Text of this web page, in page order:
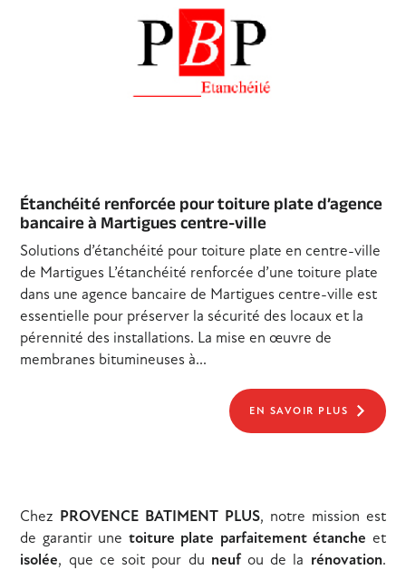
Étanchéité renforcée pour toiture plate d’agence
bancaire à Martigues centre-ville
Solutions d’étanchéité pour toiture plate en centre-ville
de Martigues L’étanchéité renforcée d’une toiture plate
dans une agence bancaire de Martigues centre-ville est
essentielle pour préserver la sécurité des locaux et la
pérennité des installations. La mise en œuvre de
membranes bitumineuses à...
EN SAVOIR PLUS
Chez PROVENCE BATIMENT PLUS, notre mission est
de garantir une toiture plate parfaitement étanche et
isolée, que ce soit pour du neufou de la rénovation.